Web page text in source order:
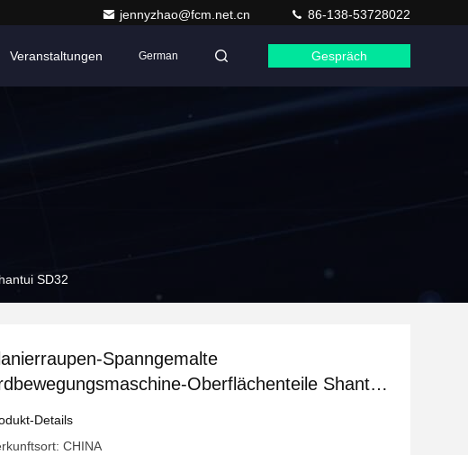
jennyzhao@fcm.net.cn 86-138-53728022
Veranstaltungen German Gespräch
SD32
Spanngemalte
Oberflächenteile Shantui
Details
CHINA